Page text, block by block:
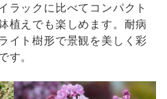
ラックに比べてコンパクト
植えでも楽しめます。耐病
イト樹形で景観を美しく彩
す。